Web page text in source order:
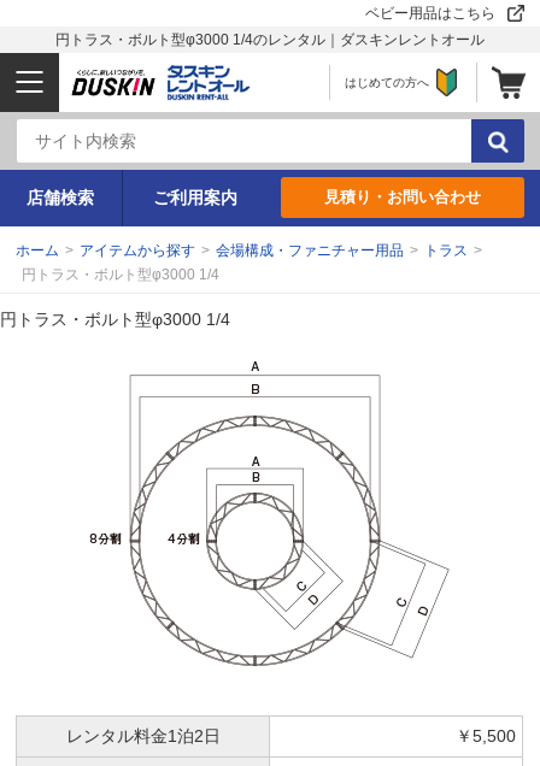
ベビー用品はこちら
円トラス・ボルト型φ3000 1/4のレンタル｜ダスキンレントオール
はじめての方へ
店舗検索 ご利用案内 見積り・お問い合わせ
ホーム > アイテムから探す > 会場構成・ファニチャー用品 > トラス >
円トラス・ボルト型φ3000 1/4
円トラス・ボルト型φ3000 1/4
レンタル料金1泊2日 ￥5,500